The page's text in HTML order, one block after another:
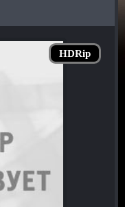
HDRip